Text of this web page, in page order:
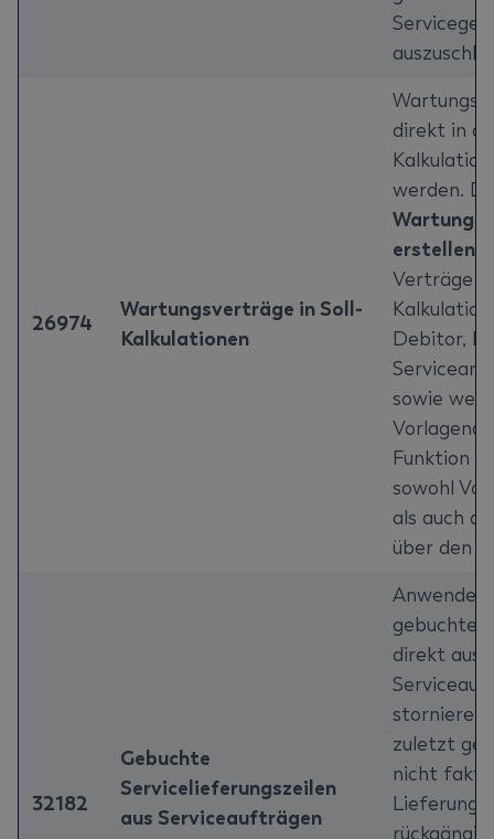
26974
Wartungsverträge in Soll-
Kalkulationen
direkt in
werden.
erstellen
Verträge
Debitor,
sowie
Funktion
sowohl
als auch
über den
32182
Gebuchte
Servicelieferungszeilen
aus Serviceaufträgen
Anwender
gebuchte
direkt aus
zuletzt
nicht
Lieferung